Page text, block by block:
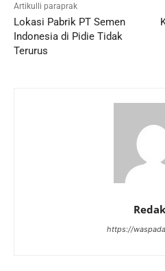
Artikulli paraprak
Lokasi Pabrik PT Semen
Indonesia di Pidie Tidak
Terurus
https://